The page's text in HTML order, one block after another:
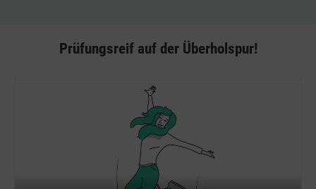
Prüfungsreif auf der Überholspur!